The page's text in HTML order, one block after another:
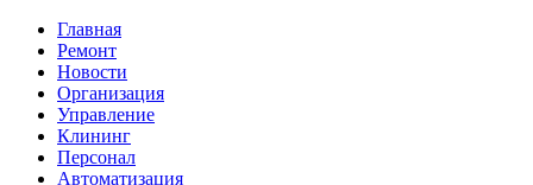
Главная
Ремонт
Новости
Организация
Управление
Клининг
Персонал
Автоматизация